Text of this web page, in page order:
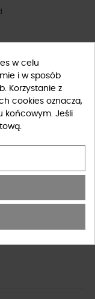
w celu
i w sposób
Korzystanie z
cookies oznacza,
końcowym. Jeśli